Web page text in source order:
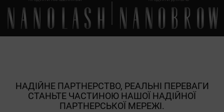
НАДІЙНЕ ПАРТНЕРСТВО, РЕАЛЬНІ ПЕРЕВАГИ
СТАНЬТЕ ЧАСТИНОЮ НАШОЇ НАДІЙНОЇ
ПАРТНЕРСЬКОЇ МЕРЕЖІ.